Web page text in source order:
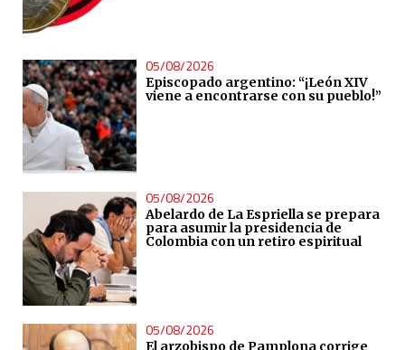
05/08/2026
Episcopado argentino: “¡León XIV
viene a encontrarse con su pueblo!”
05/08/2026
Abelardo de La Espriella se prepara
para asumir la presidencia de
Colombia con un retiro espiritual
05/08/2026
El arzobispo de Pamplona corrige